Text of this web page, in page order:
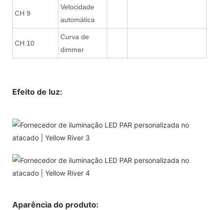
CH 9
Velocidade
automática
CH 10
Curva de
dimmer
Efeito de luz:
Aparência do produto: